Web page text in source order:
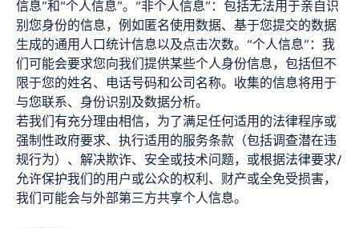
信息”和“个人信息”。“非个人信息”：包括无法用于亲自识
别您身份的信息，例如匿名使用数据、基于您提交的数据
生成的通用人口统计信息以及点击次数。“个人信息”：我
们可能会要求您向我们提供某些个人身份信息，包括但不
限于您的姓名、电话号码和公司名称。收集的信息将用于
与您联系、身份识别及数据分析。
若我们有充分理由相信，为了满足任何适用的法律程序或
强制性政府要求、执行适用的服务条款（包括调查潜在违
规行为）、解决欺诈、安全或技术问题，或根据法律要求/
允许保护我们的用户或公众的权利、财产或全免受损害，
我们可能会与外部第三方共享个人信息。